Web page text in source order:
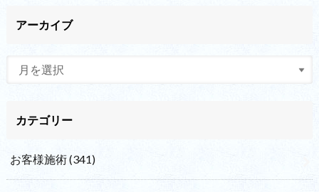
アーカイブ
カテゴリー
お客様施術(341)